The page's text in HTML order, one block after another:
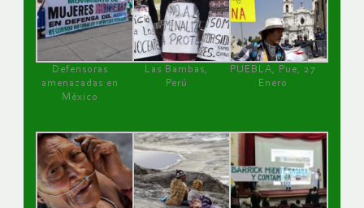
Defensoras
amenazadas en
México
Las Bambas,
Perú
PUEBLA, Pue, 27
Enero